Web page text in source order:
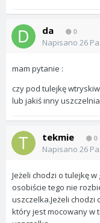
da 0
Napisano 26
mam pytanie :
czy pod tulejkę
lub jakiś inny
tekmie 0
Napisano 26
Jeżeli chodzi o tulejkę w
osobiście tego nie
uszczelka.Jeżeli
który jest mocowany w